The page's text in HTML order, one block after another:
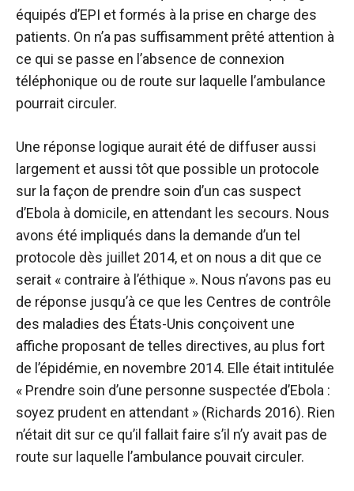
équipés d’EPI et formés à la prise en charge des
patients. On n’a pas suffisamment prêté attention à
ce qui se passe en l’absence de connexion
téléphonique ou de route sur laquelle l’ambulance
pourrait circuler.
Une réponse logique aurait été de diffuser aussi
largement et aussi tôt que possible un protocole
sur la façon de prendre soin d’un cas suspect
d’Ebola à domicile, en attendant les secours. Nous
avons été impliqués dans la demande d’un tel
protocole dès juillet 2014, et on nous a dit que ce
serait « contraire à l’éthique ». Nous n’avons pas eu
de réponse jusqu’à ce que les Centres de contrôle
des maladies des États-Unis conçoivent une
affiche proposant de telles directives, au plus fort
de l’épidémie, en novembre 2014. Elle était intitulée
« Prendre soin d’une personne suspectée d’Ebola :
soyez prudent en attendant » (Richards 2016). Rien
n’était dit sur ce qu’il fallait faire s’il n’y avait pas de
route sur laquelle l’ambulance pouvait circuler.